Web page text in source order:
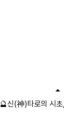
🔮신(神)타로의 시